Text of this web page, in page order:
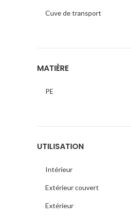
Cuve de transport
MATIÈRE
PE
UTILISATION
Intérieur
Extérieur couvert
Extérieur